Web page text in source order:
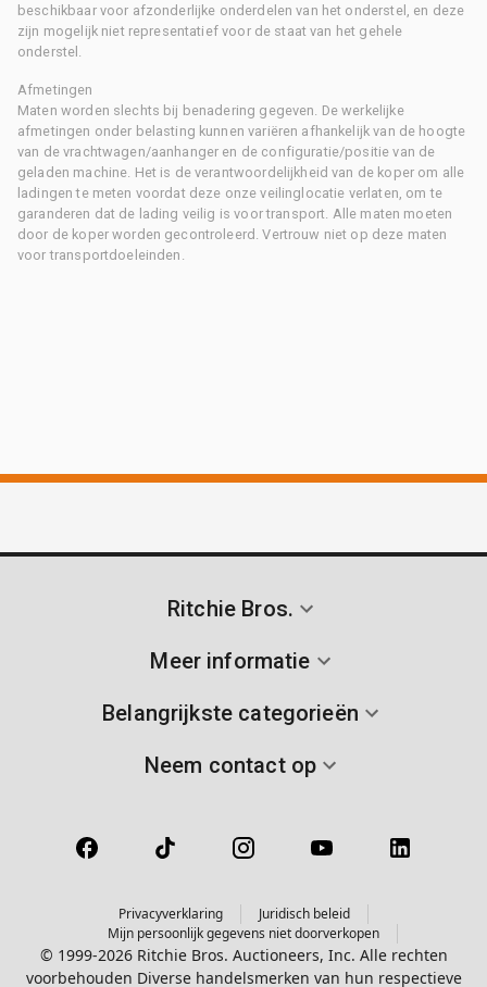
beschikbaar voor afzonderlijke onderdelen van het onderstel, en deze
zijn mogelijk niet representatief voor de staat van het gehele
onderstel.
Afmetingen
Maten worden slechts bij benadering gegeven. De werkelijke
afmetingen onder belasting kunnen variëren afhankelijk van de hoogte
van de vrachtwagen/aanhanger en de configuratie/positie van de
geladen machine. Het is de verantwoordelijkheid van de koper om alle
ladingen te meten voordat deze onze veilinglocatie verlaten, om te
garanderen dat de lading veilig is voor transport. Alle maten moeten
door de koper worden gecontroleerd. Vertrouw niet op deze maten
voor transportdoeleinden.
Ritchie Bros.
Meer informatie
Belangrijkste categorieën
Neem contact op
Privacyverklaring
Juridisch beleid
Mijn persoonlijk gegevens niet doorverkopen
© 1999-2026 Ritchie Bros. Auctioneers, Inc. Alle rechten
voorbehouden Diverse handelsmerken van hun respectieve